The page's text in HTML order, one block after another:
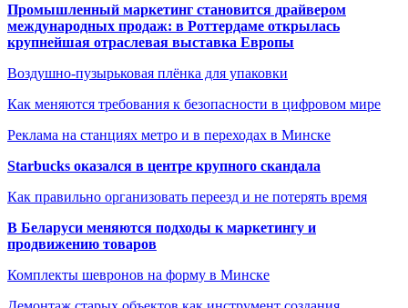
Промышленный маркетинг становится драйвером
международных продаж: в Роттердаме открылась
крупнейшая отраслевая выставка Европы
Воздушно-пузырьковая плёнка для упаковки
Как меняются требования к безопасности в цифровом мире
Реклама на станциях метро и в переходах в Минске
Starbucks оказался в центре крупного скандала
Как правильно организовать переезд и не потерять время
В Беларуси меняются подходы к маркетингу и
продвижению товаров
Комплекты шевронов на форму в Минске